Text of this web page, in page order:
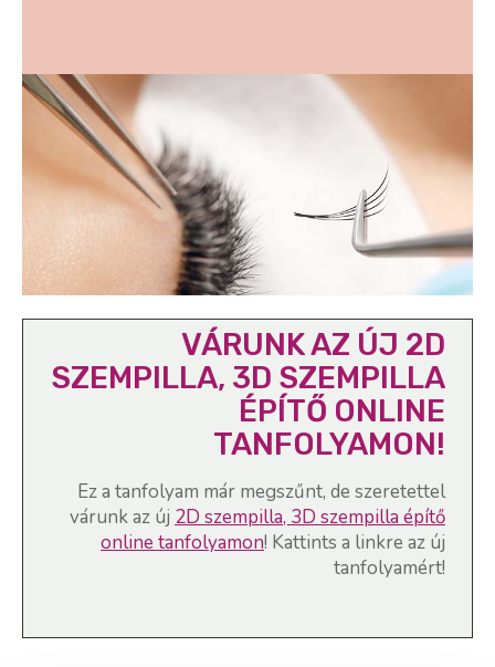
VÁRUNK AZ ÚJ 2D
SZEMPILLA, 3D SZEMPILLA
ÉPÍTŐ ONLINE
TANFOLYAMON!
Ez a tanfolyam már megszűnt, de szeretettel
várunk az új 2D szempilla, 3D szempilla építő
online tanfolyamon! Kattints a linkre az új
tanfolyamért!